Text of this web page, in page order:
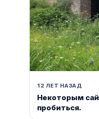
12 ЛЕТ НАЗАД
Некоторым
пробиться.